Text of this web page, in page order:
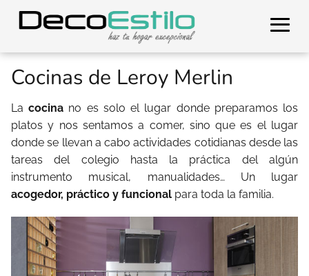
Cocinas de Leroy Merlin
Lacocina no es solo el lugar donde preparamos los
platos y nos sentamos a comer, sino que es el lugar
donde se llevan a cabo actividades cotidianas desde las
tareas del colegio hasta la práctica del algún
instrumento musical, manualidades… Un lugar
acogedor, práctico y funcional para toda la familia.